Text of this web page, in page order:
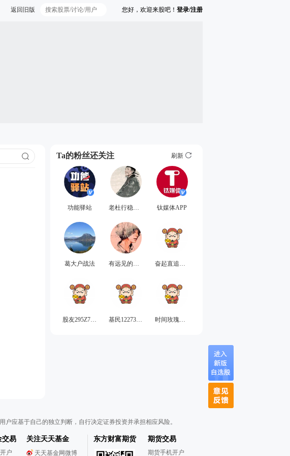
您好，欢迎来股吧！ 登录/注册
返回旧版
Ta的粉丝还关注 刷新
功能驿站 老杜行稳致远 钛媒体APP
葛大户战法 有远见的付钧19 奋起直追得小燕子
股友295Z73A762 基民122738P83A 时间玫瑰沉默是金
应基于自己的独立判断，自行决定证券投资并承担相应风险。
交易
户
关注天天基金
天天基金网微博
东方财富期货 期货交易
期货手机开户